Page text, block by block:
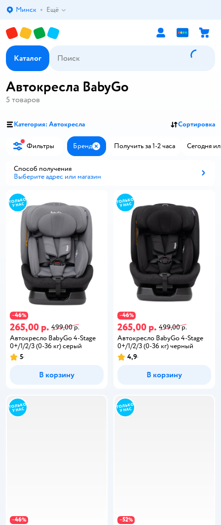
Выбор адреса доставки.
Минск Ещё
Каталог
Автокресла BabyGo
5 товаров
Категория: Автокресла Сортировка
Фильтры Бренд ЗакрытьПолучить за 1-2 часа Сегодня
Способ получения
Выберите адрес или магазин
−46%
265,00 р. 499,00 р.
Автокресло BabyGo 4-Stage
0+/1/2/3 (0-36 кг) серый
5
В корзину
−46%
265,00 р. 499,00 р.
Автокресло BabyGo 4-Stage
0+/1/2/3 (0-36 кг) черный
4,9
В корзину
−46% −52%